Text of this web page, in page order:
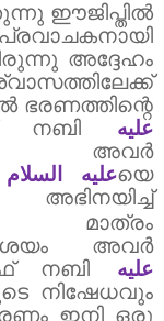
ഈജിപ്തിൽ
അദ്ദേഹം
നബി
عليه
അവർ
عليه السلامയെ
മാത്രം
അവർ
നബി عليه
നിഷേധവും
ഇനി ഒരു